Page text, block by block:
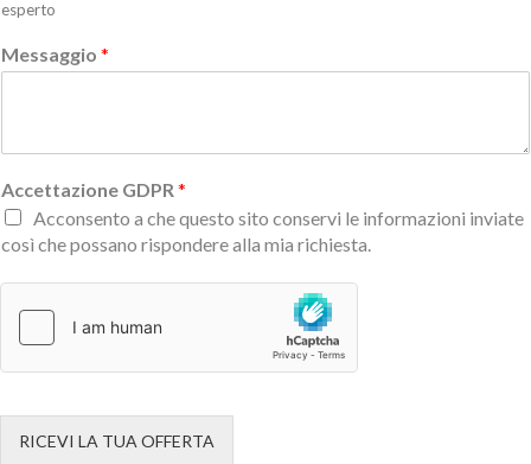
esperto
Messaggio *
Accettazione GDPR *
Acconsento a che questo sito conservi le informazioni inviate
così che possano rispondere alla mia richiesta.
RICEVI LA TUA OFFERTA